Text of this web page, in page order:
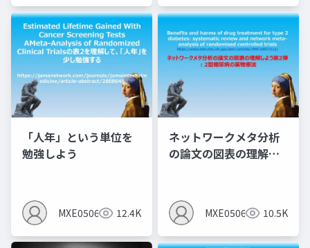
「人年」という単位を
勉強しよう
MXE05064 12.4K
ネットワークメタ分析
の論文の図表の理解し
MXE05064 10.5K